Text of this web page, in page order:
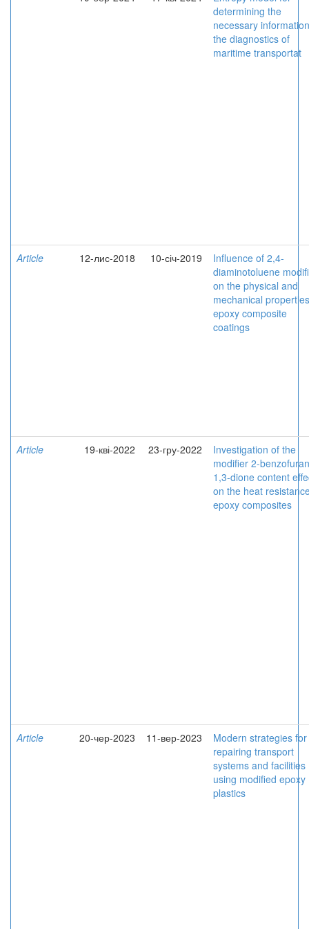
determining the
necessary
the diagnostics of
maritime transportat
Article 12-лис-2018 10-січ-2019
Influence of 2,4-
diaminotoluene
on the physical and
mechanical
epoxy composite
coatings
Article 19-кві-2022 23-гру-2022
Investigation of the
modifier 2-
1,3-dione content
on the heat
epoxy composites
Article 20-чер-2023 11-вер-2023
Modern strategies for
repairing transport
systems and facilities
using modified epoxy
plastics